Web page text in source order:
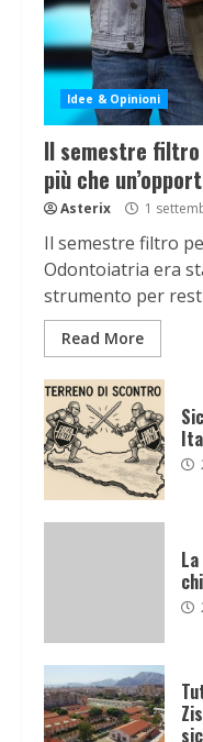
Idee & Opinioni
Il semestre filtro
più che
Asterix 1
Il semestre filtro
Odontoiatria era
strumento per
Read More